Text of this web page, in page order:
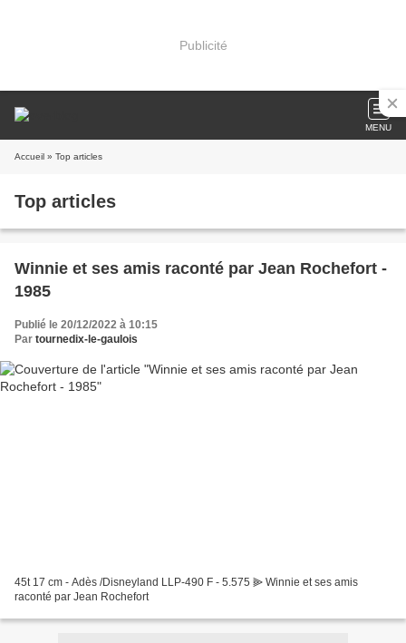
Publicité
MENU
Accueil » Top articles
Top articles
Winnie et ses amis raconté par Jean Rochefort -
1985
Publié le 20/12/2022 à 10:15
Par tournedix-le-gaulois
45t 17 cm - Adès /Disneyland LLP-490 F - 5.575 ⫸ Winnie et ses amis
raconté par Jean Rochefort